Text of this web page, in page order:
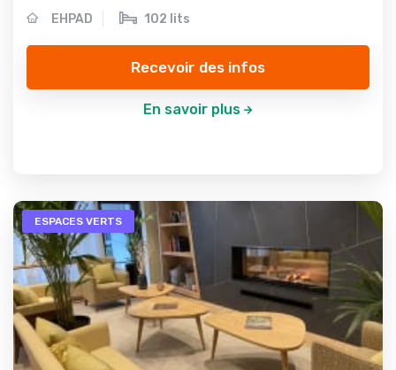
EHPAD 102 lits
Recevoir des infos
En savoir plus
ESPACES VERTS